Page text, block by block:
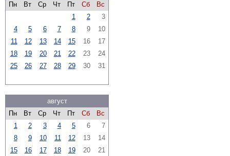
Пн
Вт Ср Чт Пт Сб
Вс
1
2
3
4
5 6 7 8 9
10
11
12 13 14 15 16
17
18
19 20 21 22 23
24
25
26 27 28 29 30 31
август
Пн
Вт Ср Чт Пт Сб
Вс
1
2 3 4 5 6
7
8
9 10 11 12 13
14
15
16 17 18 19 20
21